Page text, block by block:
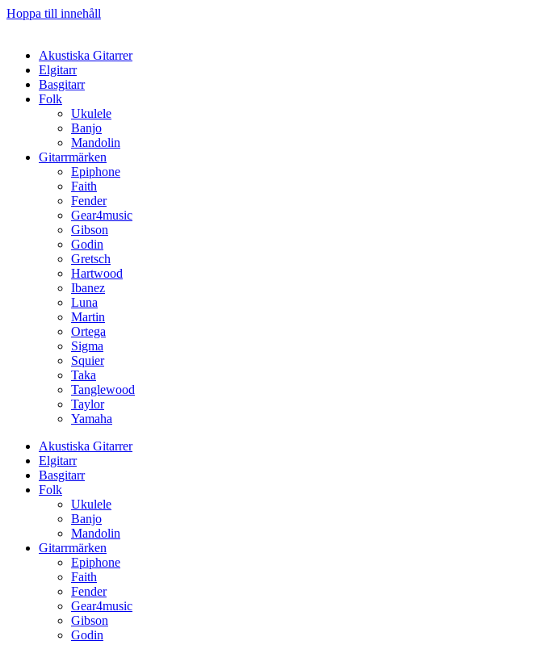
Hoppa till innehåll
Akustiska Gitarrer
Elgitarr
Basgitarr
Folk
Ukulele
Banjo
Mandolin
Gitarrmärken
Epiphone
Faith
Fender
Gear4music
Gibson
Godin
Gretsch
Hartwood
Ibanez
Luna
Martin
Ortega
Sigma
Squier
Taka
Tanglewood
Taylor
Yamaha
Akustiska Gitarrer
Elgitarr
Basgitarr
Folk
Ukulele
Banjo
Mandolin
Gitarrmärken
Epiphone
Faith
Fender
Gear4music
Gibson
Godin